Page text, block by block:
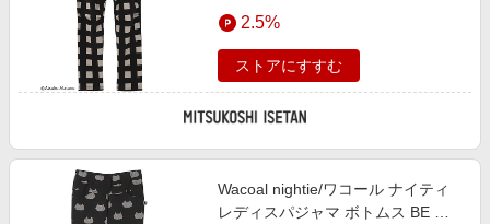
2.5%
ストアにすすむ
Wacoal nightie/ワコール ナイティ
レディスパジャマ ボトムス BE ル